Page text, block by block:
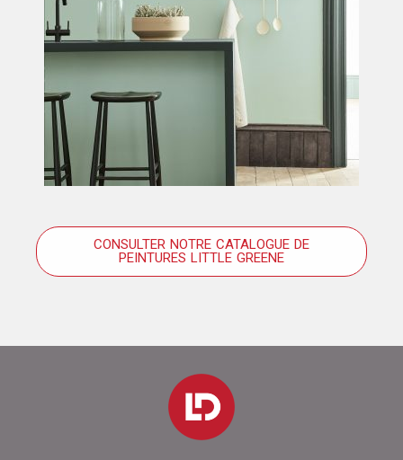
CONSULTER NOTRE CATALOGUE DE
PEINTURES LITTLE GREENE